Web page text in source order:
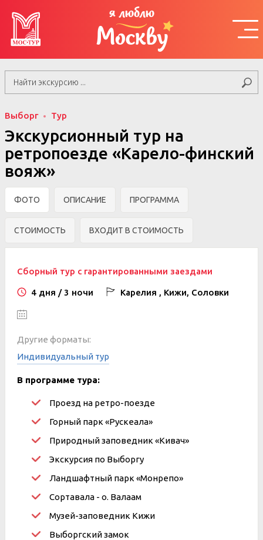
я люблю
Москву
Выборг Тур
Экскурсионный тур на
ретропоезде «Карело-финский
вояж»
ФОТО ОПИСАНИЕ ПРОГРАММА
СТОИМОСТЬ ВХОДИТ В СТОИМОСТЬ
Сборный тур с гарантированными заездами
4 дня / 3 ночи Карелия , Кижи, Соловки
Другие форматы:
Индивидуальный тур
В программе тура:
Проезд на ретро-поезде
Горный парк «Рускеала»
Природный заповедник «Кивач»
Экскурсия по Выборгу
Ландшафтный парк «Монрепо»
Сортавала - о. Валаам
Музей-заповедник Кижи
Выборгский замок